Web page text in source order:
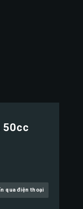
50cc
qua điện thoại